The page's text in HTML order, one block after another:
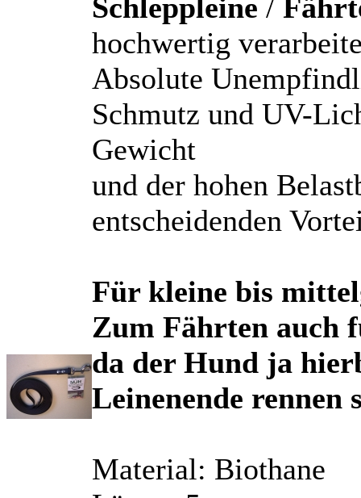
Schleppleine /
hochwertig
Absolute
Schmutz und UV-
Gewicht
und der hohen
entscheidenden
Für kleine bis
Zum Fährten auch
da der Hund ja
Leinenende rennen
Material: Biothane